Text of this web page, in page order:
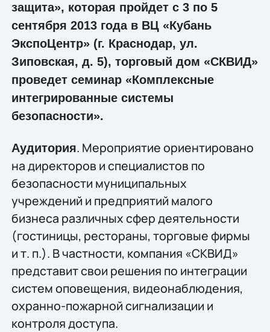
защита», которая пройдет с 3 по 5
сентября 2013 года в ВЦ «Кубань
ЭкспоЦентр» (г. Краснодар, ул.
Зиповская, д. 5), торговый дом «СКВИД»
проведет семинар «Комплексные
интегрированные системы
безопасности».
Аудитория. Мероприятие ориентировано
на директоров и специалистов по
безопасности муниципальных
учреждений и предприятий малого
бизнеса различных сфер деятельности
(гостиницы, рестораны, торговые фирмы
и т. п.). В частности, компания «СКВИД»
представит свои решения по интеграции
систем оповещения, видеонаблюдения,
охранно-пожарной сигнализации и
контроля доступа.